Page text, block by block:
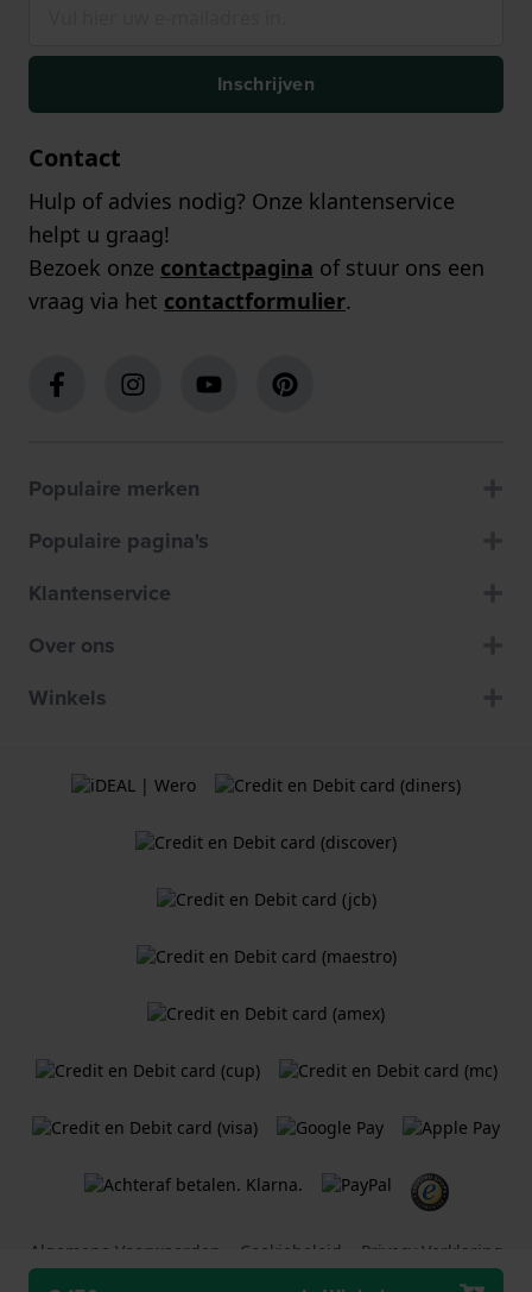
Inschrijven
Contact
Hulp of advies nodig? Onze klantenservice
helpt u graag!
Bezoek onze contactpagina of stuur ons een
vraag via het contactformulier.
Populaire merken
Populaire pagina's
Klantenservice
Over ons
Winkels
Algemene Voorwaarden Cookiebeleid Privacy Verklaring